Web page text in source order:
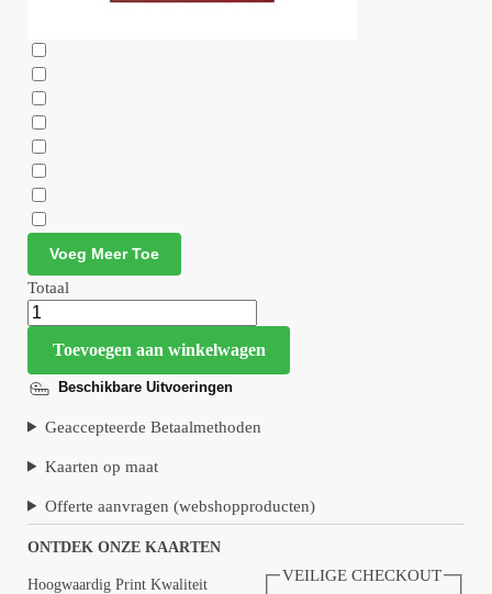
Voeg Meer Toe
Totaal
Toevoegen aan winkelwagen
Beschikbare Uitvoeringen
Geaccepteerde Betaalmethoden
Kaarten op maat
Offerte aanvragen (webshopproducten)
ONTDEK ONZE KAARTEN
Hoogwaardig Print Kwaliteit
VEILIGE CHECKOUT